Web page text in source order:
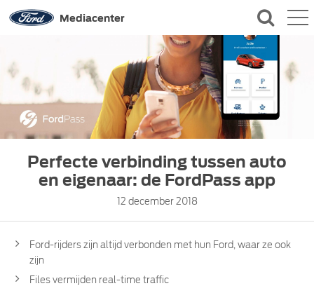
Mediacenter
CONTACT
Perfecte verbinding tussen auto
en eigenaar: de FordPass app
12 december 2018
Ford-rijders zijn altijd verbonden met hun Ford, waar ze ook
zijn
Files vermijden real-time traffic